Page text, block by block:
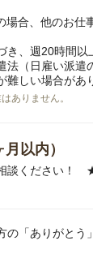
場合、他のお仕
き、週20時間以
法（日雇い派遣
難しい場合があ
ありません。
以内）
談ください！
の「ありがとう